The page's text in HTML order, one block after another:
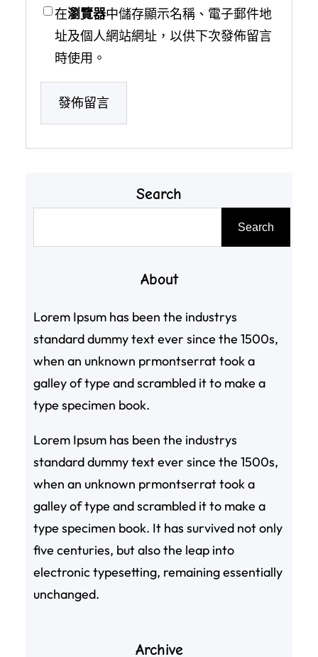
在瀏覽器中儲存顯示名稱、電子郵件地
址及個人網站網址，以供下次發佈留言
時使用。
Search
Search
About
Lorem Ipsum has been the industrys
standard dummy text ever since the 1500s,
when an unknown prmontserrat took a
galley of type and scrambled it to make a
type specimen book.
Lorem Ipsum has been the industrys
standard dummy text ever since the 1500s,
when an unknown prmontserrat took a
galley of type and scrambled it to make a
type specimen book. It has survived not only
five centuries, but also the leap into
electronic typesetting, remaining essentially
unchanged.
Archive